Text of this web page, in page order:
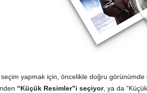
yapmak için, öncelikle doğru görünümde
“Küçük Resimler”i seçiyor, ya da